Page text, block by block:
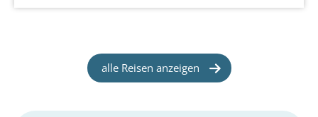
alle Reisen anzeigen